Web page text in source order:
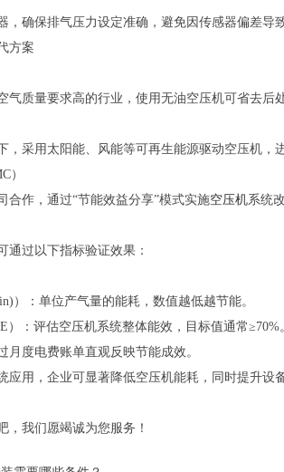
，确保排气压力设定准确，避免因传感器偏差导
方案
气质量要求高的行业，使用无油空压机可省去后
，采用太阳能、风能等可再生能源驱动空压机，
）
合作，通过“节能效益分享”模式实施空压机系统
通过以下指标验证效果：
）：单位产气量的能耗，数值越低越节能。
）：评估空压机系统整体能效，目标值通常≥70%
月度电费账单直观反映节能成效。
应用，企业可显著降低空压机能耗，同时提升
，我们愿竭诚为您服务！